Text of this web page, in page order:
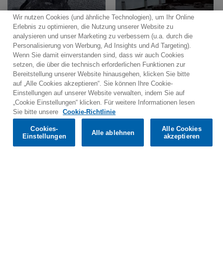
Would you prefer to visit our website in English?
Confirm
Wir nutzen Cookies (und ähnliche Technologien), um Ihr Online
Erlebnis zu optimieren, die Nutzung unserer Website zu
analysieren und unser Marketing zu verbessern (u.a. durch die
Personalisierung von Werbung, Ad Insights und Ad Targeting).
Wenn Sie damit einverstanden sind, dass wir auch Cookies
setzen, die über die technisch erforderlichen Funktionen zur
Bereitstellung unserer Website hinausgehen, klicken Sie bitte
auf „Alle Cookies akzeptieren“. Sie können Ihre Cookie-
Einstellungen auf unserer Website verwalten, indem Sie auf
„Cookie Einstellungen“ klicken. Für weitere Informationen lesen
Sie bitte unsere
Cookie-Richtlinie
Cookies-
Einstellungen
Alle ablehnen
Alle Cookies
akzeptieren